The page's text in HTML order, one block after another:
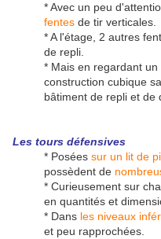
* Avec un peu
fentes de tir verticales.
* A l'étage, 2 autres
de repli.
* Mais en regardant
construction cubique
bâtiment de repli et de
Les tours défensives
* Posées sur un lit de
possèdent de
* Curieusement sur
en quantités et
* Dans les niveaux
et peu rapprochées.